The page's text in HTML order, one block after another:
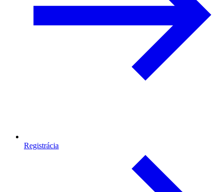
Registrácia